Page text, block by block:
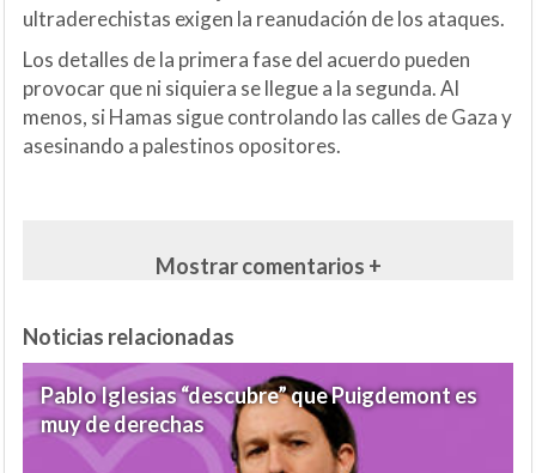
ultraderechistas exigen la reanudación de los ataques.
Los detalles de la primera fase del acuerdo pueden
provocar que ni siquiera se llegue a la segunda. Al
menos, si Hamas sigue controlando las calles de Gaza y
asesinando a palestinos opositores.
Mostrar comentarios +
Noticias relacionadas
Pablo Iglesias “descubre” que Puigdemont es
muy de derechas